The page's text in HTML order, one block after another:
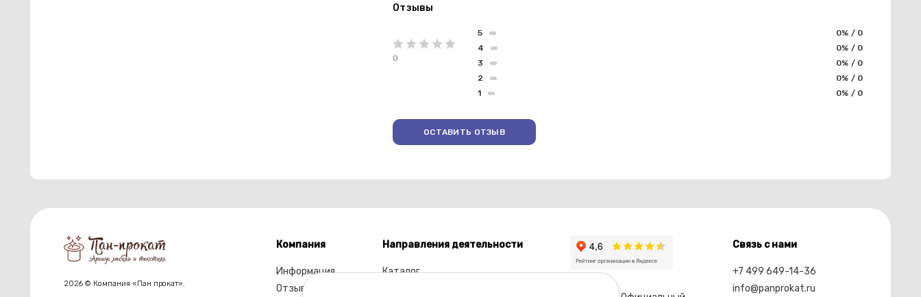
Отзывы
0
1 0% / 0
2 0% / 0
3 0% / 0
4 0% / 0
5 0% / 0
ОСТАВИТЬ ОТЗЫВ
2026 © Компания «Пан прокат».
Компания
Информация
Отзывы
Направления деятельности
Каталог
Связь с нами
+7 499 649-14-36
info@panprokat.ru